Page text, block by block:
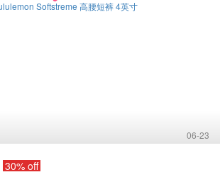
06-23
30% off